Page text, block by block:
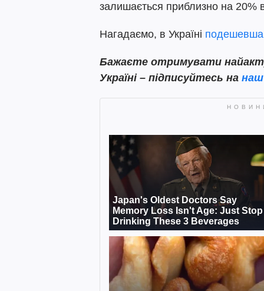
залишається приблизно на 20%
Нагадаємо, в Україні
Бажаєте отримувати
Україні – підписуйтесь на наш